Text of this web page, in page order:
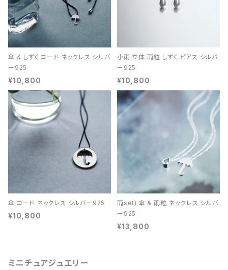
傘 & しずく コード ネックレス シルバ
ー925
¥10,800
小雨 立体 雨粒 しずく ピアス シルバ
ー925
¥10,800
傘 コード ネックレス シルバー925
¥10,800
雨set) 傘 & 雨粒 ネックレス シルバ
ー925
¥13,800
ミニチュアジュエリー